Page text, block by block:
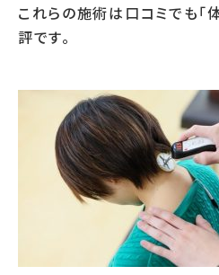
これらの施術は口コミでも「
評です。